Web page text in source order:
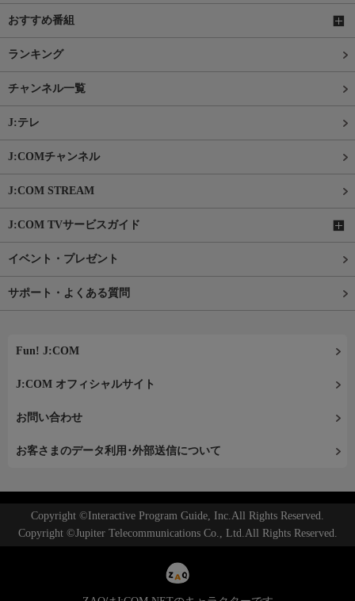
おすすめ番組
ランキング
チャンネル一覧
J:テレ
J:COMチャンネル
J:COM STREAM
J:COM TVサービスガイド
イベント・プレゼント
サポート・よくある質問
Fun! J:COM
J:COM オフィシャルサイト
お問い合わせ
お客さまのデータ利用･外部送信について
Copyright ©Interactive Program Guide, Inc.All Rights Reserved.
Copyright ©Jupiter Telecommunications Co., Ltd.All Rights Reserved.